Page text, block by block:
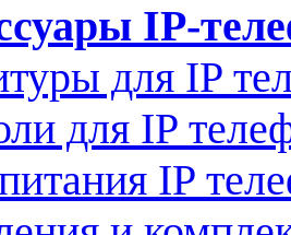
IP-
для IP
для IP
IP